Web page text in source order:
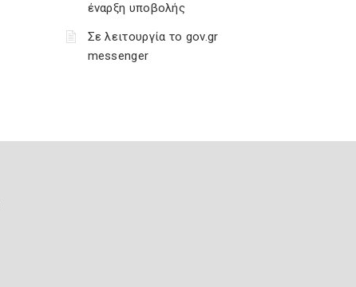
έναρξη υποβολής
Σε λειτουργία το gov.gr
messenger